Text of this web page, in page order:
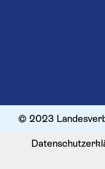
© 2023